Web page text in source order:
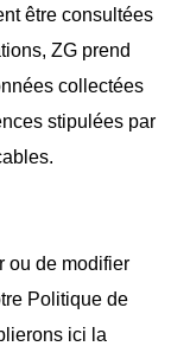
être consultées
ZG prend
collectées
stipulées par
ou de modifier
Politique de
ici la